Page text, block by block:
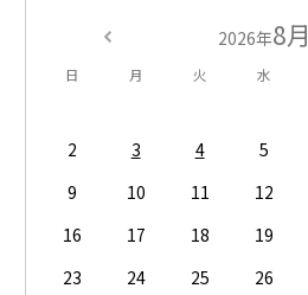
2026年8月
日 月 火 水
2
3 4 5
9
10 11 12
16
17 18 19
23
24 25 26